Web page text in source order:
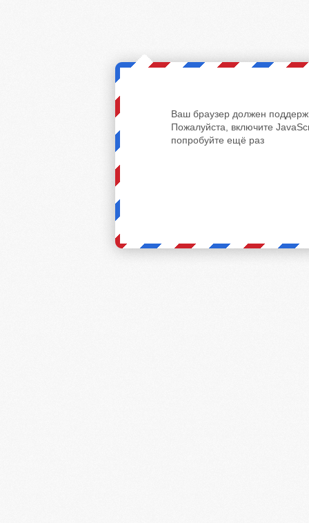
Ваш браузер должен
Пожалуйста, включите
попробуйте ещё раз